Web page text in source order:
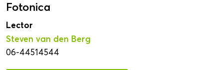
Fotonica
Lector
Steven van den Berg
06-44514544